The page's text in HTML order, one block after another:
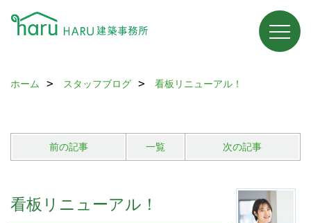
ホーム スタッフブログ 看板リニューアル！
前の記事 一覧 次の記事
看板リニューアル！